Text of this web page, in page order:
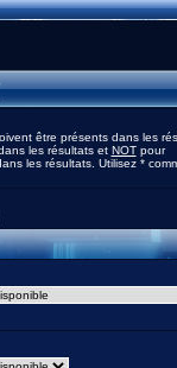
être présents dans les
les résultats et NOTpour
les résultats. Utilisez *